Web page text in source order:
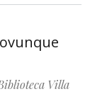
Villa